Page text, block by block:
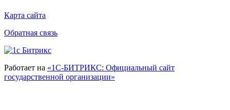
Карта сайта
Обратная связь
Работает на «1С-БИТРИКС: Официальный сайт
государственной организации»